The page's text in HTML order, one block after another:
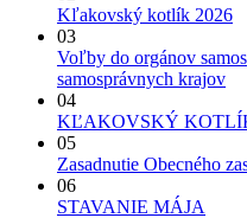
Kľakovský kotlík 2026
03
Voľby do orgánov
samosprávnych krajov
04
KĽAKOVSKÝ
05
Zasadnutie Obecného
06
STAVANIE MÁJA